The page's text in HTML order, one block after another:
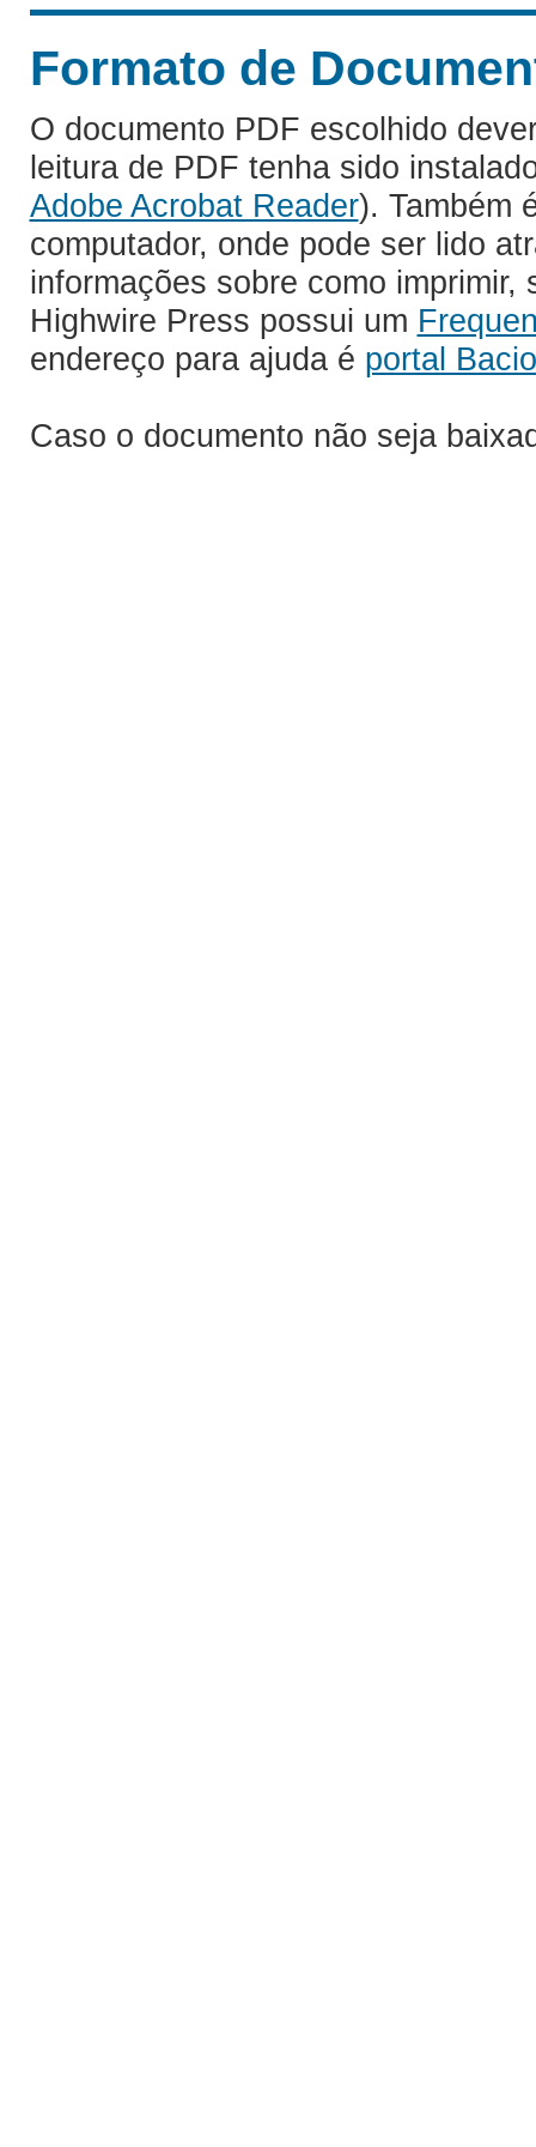
Formato de
O documento PDF escolhido
leitura de PDF tenha sido
Adobe Acrobat Reader). Também
computador, onde pode ser lido
informações sobre como
Highwire Press possui um
endereço para ajuda é portal
Caso o documento não seja